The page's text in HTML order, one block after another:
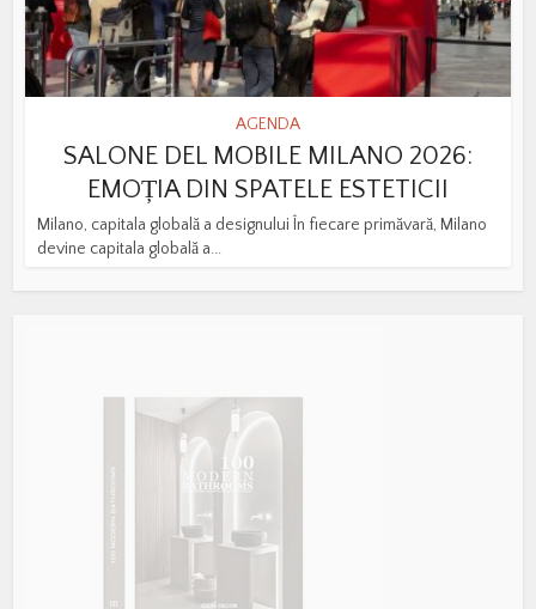
AGENDA
SALONE DEL MOBILE MILANO 2026:
EMOȚIA DIN SPATELE ESTETICII
Milano, capitala globală a designului În fiecare primăvară, Milano
devine capitala globală a...